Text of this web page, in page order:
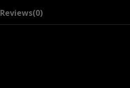
Reviews(0)